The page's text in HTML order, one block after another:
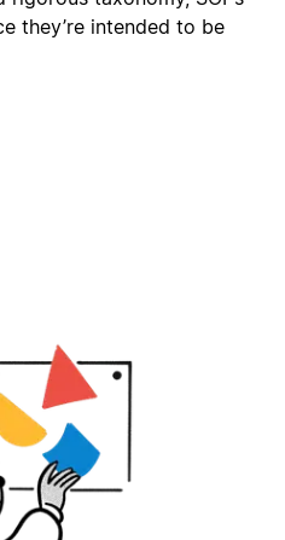
they’re intended to be